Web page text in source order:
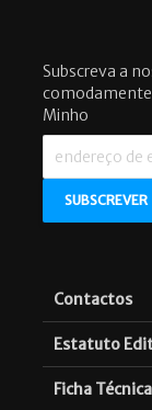
Subscreva a
Minho
Contactos
Estatuto
Ficha Técnica